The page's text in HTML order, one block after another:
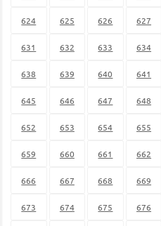
624 625 626 627
631 632 633 634
638 639 640 641
645 646 647 648
652 653 654 655
659 660 661 662
666 667 668 669
673 674 675 676